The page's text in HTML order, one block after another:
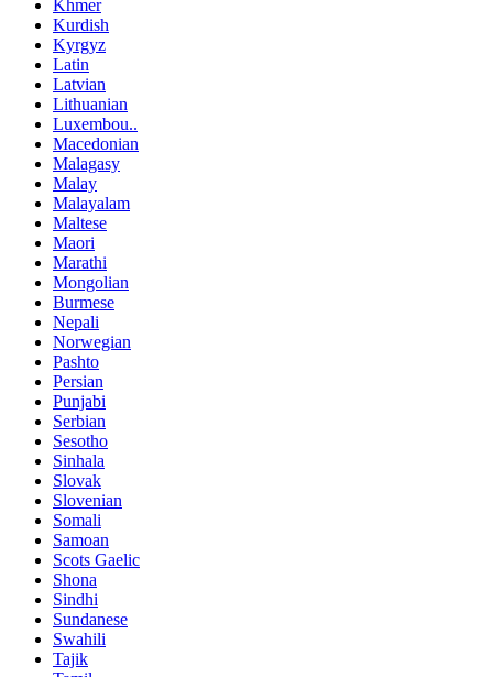
Khmer
Kurdish
Kyrgyz
Latin
Latvian
Lithuanian
Luxembou..
Macedonian
Malagasy
Malay
Malayalam
Maltese
Maori
Marathi
Mongolian
Burmese
Nepali
Norwegian
Pashto
Persian
Punjabi
Serbian
Sesotho
Sinhala
Slovak
Slovenian
Somali
Samoan
Scots Gaelic
Shona
Sindhi
Sundanese
Swahili
Tajik